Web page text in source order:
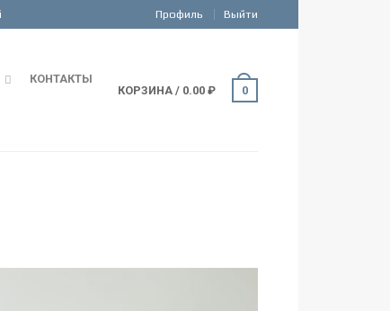
Профиль Выйти
КОНТАКТЫ
КОРЗИНА / 0.00 ₽ 0